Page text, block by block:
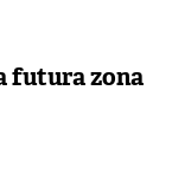
futura zona